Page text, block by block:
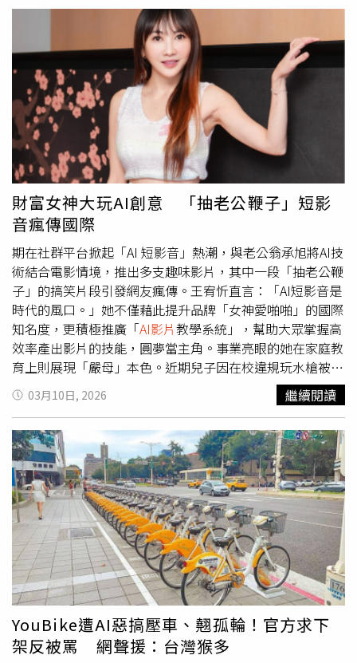
升等」、「高鐵假期1500元補貼旅遊金」等服務優惠，純
屬惡意造謠，為不實訊息，提醒民眾切勿上當。2、影片用
語不斷煽動敬老旅客「勇敢爭取」，謊稱「不開口服務人員
絕對不會告訴你」，更誤導「不要讓福利白白沒有了」，試
圖造成營運服務混亂惡意明顯，敬請民眾切勿繼續散播，避
免成為有心人士利用之工具。3、台灣高鐵公司提供之各項
最新服務及優惠措施，均同步公布於企業網站，方便旅客隨
時查閱，若有疑問亦可洽詢高鐵服務人員，取得正確資訊。
財富女神大玩AI創意 「抽老公鞭子」短影
音瘋傳國際
期在社群平台掀起「AI 短影音」熱潮，與老公翁承旭將AI技
術結合電影情境，推出多支趣味影片，其中一段「抽老公鞭
子」的搞笑片段引發網友瘋傳。王宥忻直言：「AI短影音是
時代的風口。」她不僅藉此提升品牌「女神愛啪啪」的國際
知名度，更積極推廣「AI影片教學系統」，幫助大眾掌握高
效率產出影片的技能，圓夢當主角。事業亮眼的她在家庭教
育上則展現「嚴母」本色。近期兒子因在校違規玩水槍被記
警告，王宥忻不僅沒收其手機一個月，更祭出「震撼教
育」。她毫不避諱地以自身曾酒駕被罰、去監理所上課的經
歷作為負面教材，嚴肅告誡兒子：「做違規的事就是要受
罰。」要求兒子親自向老師懺悔並罰寫經書，強調必須為行
為負責。王宥忻進一步強調，AI技術的普及，已經到了每個
人都可以去學習，並能高效率產出影片的階段。她驚嘆地
說：「在這個快速進展的時代，每個人都可以透過學習這項
小技能，變成電影與戲劇的男女主角，這項轉變真的是太神
奇了。」
03月10日, 2026 繼續閱讀
YouBike遭AI惡搞壓車、翹孤輪！官方求下
架反被罵 網聲援：台灣猴多